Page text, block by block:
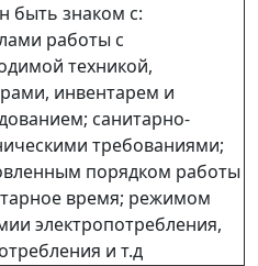
быть знаком с:
работы с
техникой,
инвентарем и
санитарно-
требованиями;
порядком работы
время; режимом
электропотребления,
и т.д